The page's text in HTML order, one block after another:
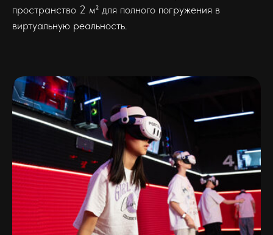
пространство 2 м² для полного погружения в
виртуальную реальность.